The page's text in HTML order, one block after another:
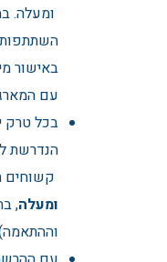
ומעלה.
באישור
עם
בכל טרק
הנדרשת
קשוחים
ומעלה,